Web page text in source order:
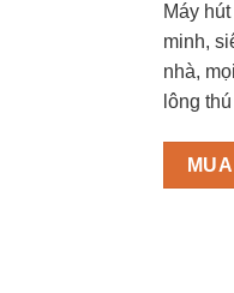
Máy
minh,
nhà,
lông